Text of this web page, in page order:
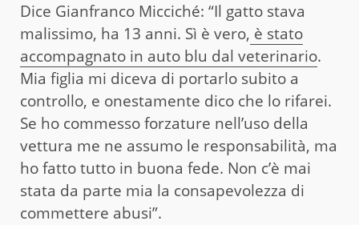
Dice Gianfranco Micciché: “Il gatto stava
malissimo, ha 13 anni. Sì è vero, è stato
accompagnato in auto blu dal veterinario.
Mia figlia mi diceva di portarlo subito a
controllo, e onestamente dico che lo rifarei.
Se ho commesso forzature nell’uso della
vettura me ne assumo le responsabilità, ma
ho fatto tutto in buona fede. Non c’è mai
stata da parte mia la consapevolezza di
commettere abusi”.